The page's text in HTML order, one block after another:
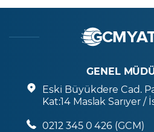
GENEL
Eski Büyükdere Cad.
Kat:14 Maslak Sarıyer /
0212 345 0 426 (GCM)